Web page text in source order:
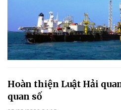
Hoàn thiện Luật Hải
quan số